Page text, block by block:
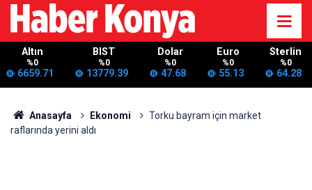
Altın
%0
6659.71
BIST
%0
13779.39
Dolar
%0
47.68
Euro
%0
55.13
Sterlin
%0
64.28
Anasayfa Ekonomi
Torku bayram için market
raflarında yerini aldı